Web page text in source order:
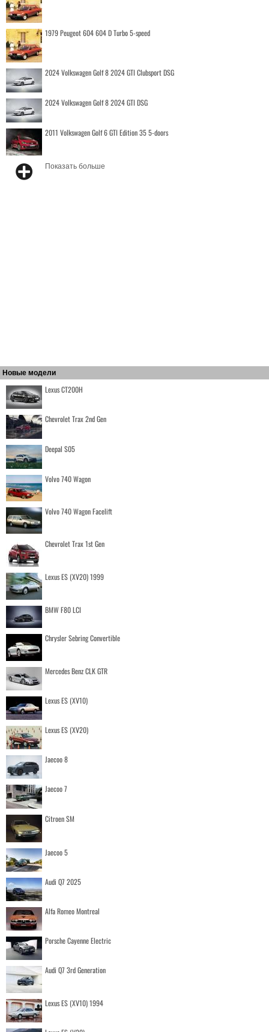
1979 Peugeot 604 604 D Turbo 5-speed
2024 Volkswagen Golf 8 2024 GTI Clubsport DSG
2024 Volkswagen Golf 8 2024 GTI DSG
2011 Volkswagen Golf 6 GTI Edition 35 5-doors
Показать больше
Новые модели
Lexus CT200H
Chevrolet Trax 2nd Gen
Deepal S05
Volvo 740 Wagon
Volvo 740 Wagon Facelift
Chevrolet Trax 1st Gen
Lexus ES (XV20) 1999
BMW F80 LCI
Chrysler Sebring Convertible
Mercedes Benz CLK GTR
Lexus ES (XV10)
Lexus ES (XV20)
Jaecoo 8
Jaecoo 7
Citroen SM
Jaecoo 5
Audi Q7 2025
Alfa Romeo Montreal
Porsche Cayenne Electric
Audi Q7 3rd Generation
Lexus ES (XV10) 1994